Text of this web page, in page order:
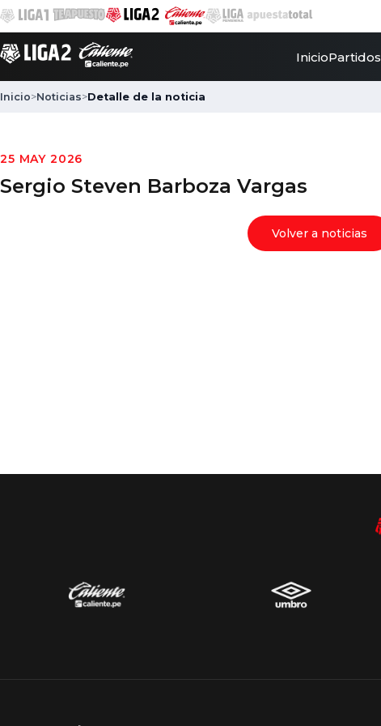
InicioPartidos
Inicio>Noticias>Detalle de la noticia
25 MAY 2026
Sergio Steven Barboza Vargas
Volver a noticias